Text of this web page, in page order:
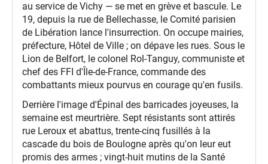
au service de Vichy — se met en grève et bascule. Le
19, depuis la rue de Bellechasse, le Comité parisien
de Libération lance l'insurrection. On occupe mairies,
préfecture, Hôtel de Ville ; on dépave les rues. Sous le
Lion de Belfort, le colonel Rol-Tanguy, communiste et
chef des FFI d'Île-de-France, commande des
combattants mieux pourvus en courage qu'en fusils.
Derrière l'image d'Épinal des barricades joyeuses, la
semaine est meurtrière. Sept résistants sont attirés
rue Leroux et abattus, trente-cinq fusillés à la
cascade du bois de Boulogne après qu'on leur eut
promis des armes ; vingt-huit mutins de la Santé